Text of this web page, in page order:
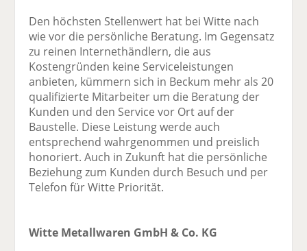
Den höchsten Stellenwert hat bei Witte nach
wie vor die persönliche Beratung. Im Gegensatz
zu reinen Internethändlern, die aus
Kostengründen keine Serviceleistungen
anbieten, kümmern sich in Beckum mehr als 20
qualifizierte Mitarbeiter um die Beratung der
Kunden und den Service vor Ort auf der
Baustelle. Diese Leistung werde auch
entsprechend wahrgenommen und preislich
honoriert. Auch in Zukunft hat die persönliche
Beziehung zum Kunden durch Besuch und per
Telefon für Witte Priorität.
Witte Metallwaren GmbH & Co. KG